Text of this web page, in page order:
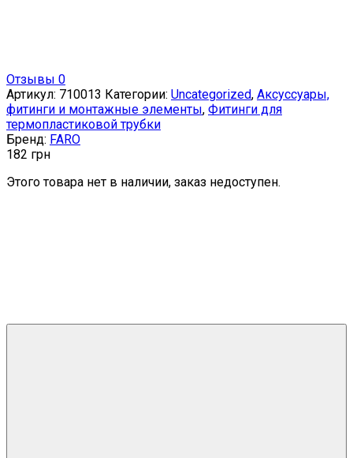
Отзывы 0
Артикул: 710013 Категории: Uncategorized, Аксуссуары,
фитинги и монтажные элементы, Фитинги для
термопластиковой трубки
Бренд: FARO
182 грн
Этого товара нет в наличии, заказ недоступен.